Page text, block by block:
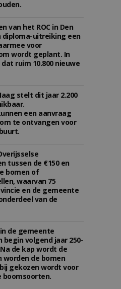
van het ROC in Den
diploma-uitreiking een
voor
wordt geplant. In
ruim 10.800 nieuwe
stelt dit jaar 2.200
een aanvraag
te ontvangen voor
tussen de €150 en
bomen of
waarvan 75
en de gemeente
van de
de gemeente
volgend jaar 250-
de kap wordt de
de bomen
gekozen wordt voor
boomsoorten.